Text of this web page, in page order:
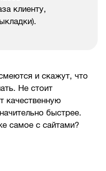
клиенту,
и скажут, что
Не стоит
качественную
быстрее.
самое с сайтами?